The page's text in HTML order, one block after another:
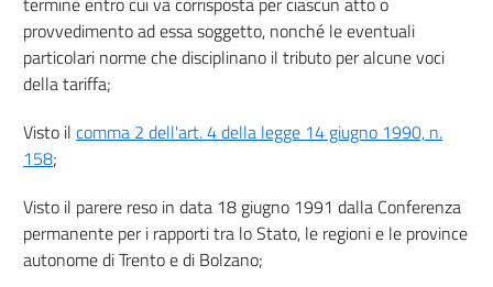
provvedimento ad essa soggetto, nonché le eventuali
particolari norme che disciplinano il tributo per alcune voci
della tariffa;
Visto il comma 2 dell'art. 4 della legge 14 giugno 1990, n.
158;
Visto il parere reso in data 18 giugno 1991 dalla Conferenza
permanente per i rapporti tra lo Stato, le regioni e le province
autonome di Trento e di Bolzano;